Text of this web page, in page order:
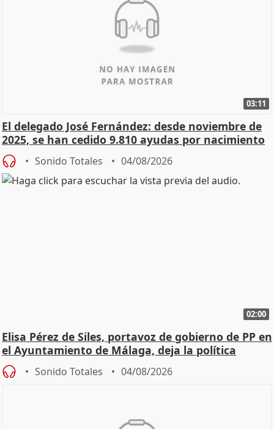
03:11
El delegado José Fernández: desde noviembre de
2025, se han cedido 9.810 ayudas por nacimiento
Sonido Totales 04/08/2026
02:00
Elisa Pérez de Siles, portavoz de gobierno de PP en
el Ayuntamiento de Málaga, deja la política
Sonido Totales 04/08/2026